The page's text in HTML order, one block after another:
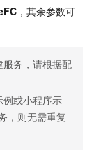
，其余参数可
务，请根据配
或小程序示
，则无需重复